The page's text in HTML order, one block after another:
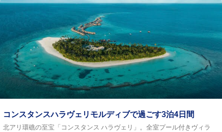
コンスタンスハラヴェリモルディブで過ごす3泊4日間
北アリ環礁の至宝「コンスタンス ハラヴェリ」。全室プール付きヴィラ